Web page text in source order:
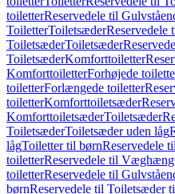
toiletterReservedele til
ToiletterToiletsæderReservedele
ToiletsæderToiletsæder
ToiletsæderKomforttoiletter
KomforttoiletterForhøjede
toiletterForlængede toiletter
toiletterKomforttoiletsæder
KomforttoiletsæderToiletsæder
ToiletsæderToiletsæder uden låg
lågToiletter til børnReservedele
toiletterReservedele til
toiletterReservedele til
børnReservedele til Toiletsæder